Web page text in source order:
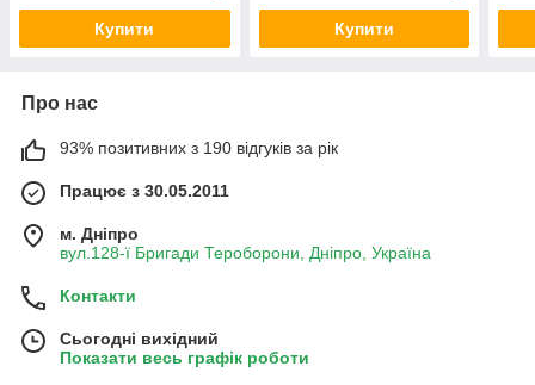
Купити Купити
Про нас
93% позитивних з 190 відгуків за рік
Працює з 30.05.2011
м. Дніпро
вул.128-ї Бригади Тероборони, Дніпро, Україна
Контакти
Сьогодні вихідний
Показати весь графік роботи